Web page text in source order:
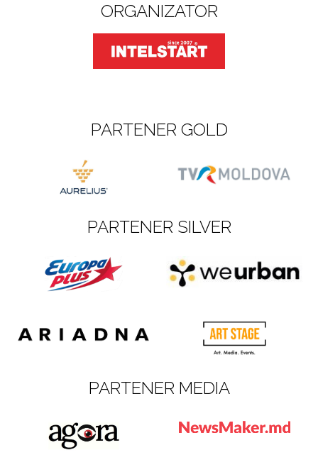
ORGANIZATOR
PARTENER GOLD
PARTENER SILVER
PARTENER MEDIA